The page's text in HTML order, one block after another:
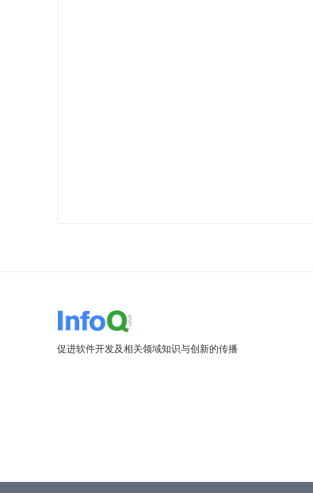
促进软件开发及相关领域知识与创新的传播